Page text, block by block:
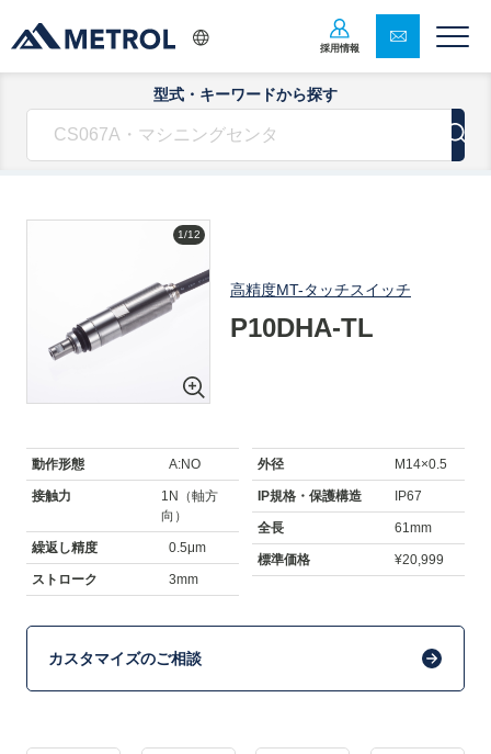
採用情報
型式・キーワードから探す
1/12
高精度MT-タッチスイッチ
P10DHA-TL
動作形態 A:NO
接触力
1N（軸方
向）
繰返し精度 0.5μm
ストローク 3mm
外径 M14×0.5
IP規格・保護構造 IP67
全長 61mm
標準価格 ¥20,999
カスタマイズのご相談